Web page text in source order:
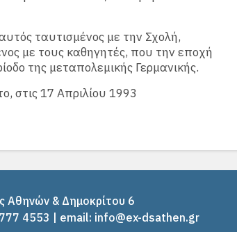
ταυτισμένος με την Σχολή,
με τους καθηγητές, που την εποχή
της μεταπολεμικής Γερμανικής.
στις 17 Απριλίου 1993
Αθηνών & Δημοκρίτου 6
4553 | email: info@ex-dsathen.gr